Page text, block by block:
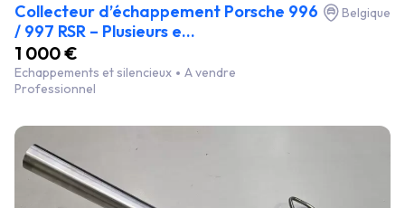
Collecteur d’échappement Porsche 996
/ 997 RSR – Plusieurs e...
Belgique
1 000 €
Echappements et silencieux
A vendre
Professionnel